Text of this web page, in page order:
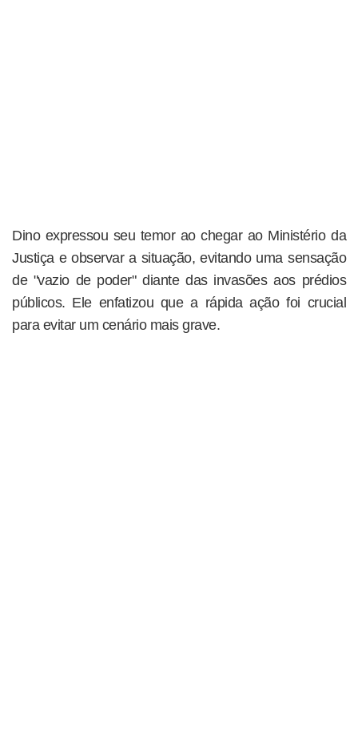
Dino expressou seu temor ao chegar ao Ministério da
Justiça e observar a situação, evitando uma sensação
de "vazio de poder" diante das invasões aos prédios
públicos. Ele enfatizou que a rápida ação foi crucial
para evitar um cenário mais grave.